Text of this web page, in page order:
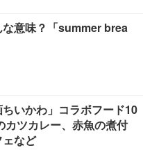
な意味？「summer brea
いかわ」コラボフード10
カツカレー、赤魚の煮付
など